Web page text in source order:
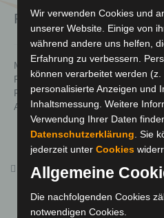
Ihre Unterstützung
Archiv
Bilder
Fachdienste
Impressum
Kontakt
Anfahrt
Fachdienste
Menschen mit psychischer
Partner*innen, Angehörigen und
Fachdienste seit 40 Jahren
Alltages
Aktuelles
Sozialpädagoge /
Wir verwenden Cookies und
unserer Website. Einige von
während andere uns helfen,
Erfahrung zu verbessern.
können verarbeitet werden
personalisierte Anzeigen und
Inhaltsmessung. Weitere
Verwendung Ihrer Daten
Datenschutzerklärung . Sie
jederzeit unter Cookies
Allgemeine
Die nachfolgenden Cookies
notwendigen Cookies.